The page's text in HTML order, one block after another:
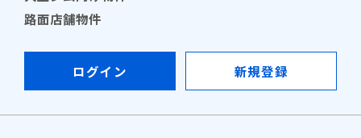
路面店舗物件
ログイン 新規登録